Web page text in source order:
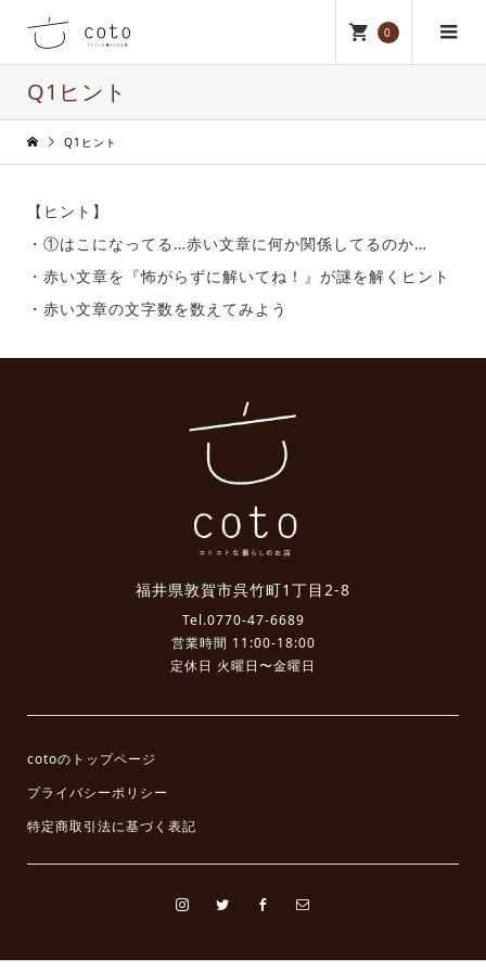
0
Q1ヒント
Q1ヒント
【ヒント】
・①はこになってる…赤い文章に何か関係してるのか…
・赤い文章を『怖がらずに解いてね！』が謎を解くヒント
・赤い文章の文字数を数えてみよう
福井県敦賀市呉竹町1丁目2-8
Tel.0770-47-6689
営業時間 11:00-18:00
定休日 火曜日〜金曜日
cotoのトップページ
プライバシーポリシー
特定商取引法に基づく表記